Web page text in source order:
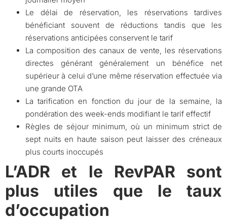
Le délai de réservation, les réservations tardives
bénéficiant souvent de réductions tandis que les
réservations anticipées conservent le tarif
La composition des canaux de vente, les réservations
directes générant généralement un bénéfice net
supérieur à celui d’une même réservation effectuée via
une grande OTA
La tarification en fonction du jour de la semaine, la
pondération des week-ends modifiant le tarif effectif
Règles de séjour minimum, où un minimum strict de
sept nuits en haute saison peut laisser des créneaux
plus courts inoccupés
L’ADR et le RevPAR sont
plus utiles que le taux
d’occupation